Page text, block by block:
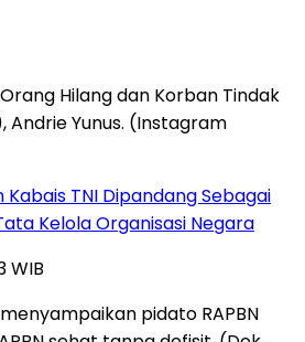
TNI Dipandang Sebagai
Kelola Organisasi Negara
WIB